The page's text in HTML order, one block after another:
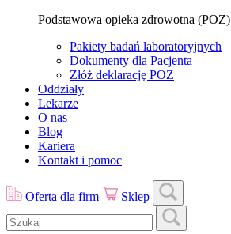
Podstawowa opieka zdrowotna (POZ)
Pakiety badań laboratoryjnych
Dokumenty dla Pacjenta
Złóż deklarację POZ
Oddziały
Lekarze
O nas
Blog
Kariera
Kontakt i pomoc
Oferta dla firm Sklep